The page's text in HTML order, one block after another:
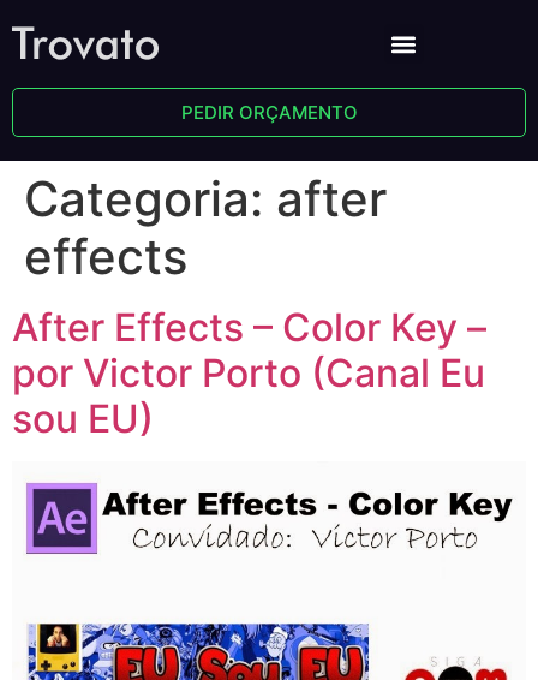
PEDIR ORÇAMENTO
Categoria: after
effects
After Effects – Color Key –
por Victor Porto (Canal Eu
sou EU)